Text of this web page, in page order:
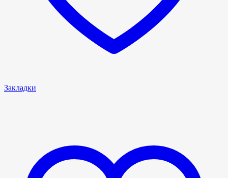
Закладки